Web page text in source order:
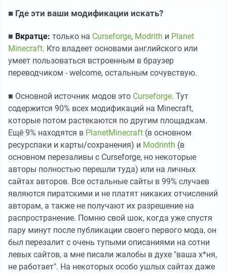
■ Где эти ваши модификации искать?
■ Вкратце: только на Curseforge, Modrith и Planet
Minecraft. Кто владеет основами английского или
умеет пользоваться встроенным в браузер
переводчиком - welcome, остальным сочувствую.
■ Основной источник модов это Curseforge. Тут
содержится 90% всех модификаций на Minecraft,
которые потом растекаются по другим площадкам.
Ещё 9% находятся в PlanetMinecraft (в основном
ресурспаки и карты/сохранения) и Modrinth (в
основном перезаливы с Curseforge, но некоторые
авторы полностью перешли туда) или на личных
сайтах авторов. Все остальные сайты в 99% случаев
являются пиратскими и не платят никаких отчислений
авторам, а также не получают их разрешение на
распространение. Помню свой шок, когда уже спустя
пару минут после публикации своего первого мода, он
был перезалит с очень тупыми описаниями на сотни
левых сайтов, а мне писали жалобы в духе "ваша х*ня,
не работает". На некоторых особо ушлых сайтах даже